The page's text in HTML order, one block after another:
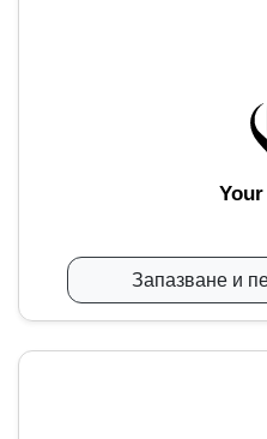
Запазване и